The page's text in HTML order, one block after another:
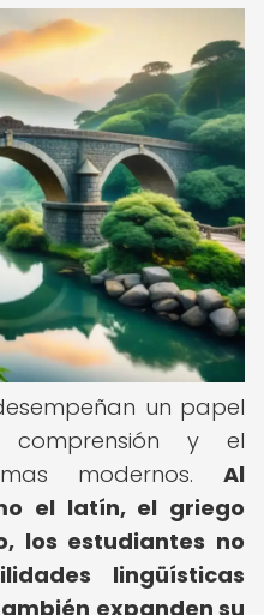
un papel
y el
modernos. Al
el latín, el griego
los estudiantes no
lingüísticas
expanden su